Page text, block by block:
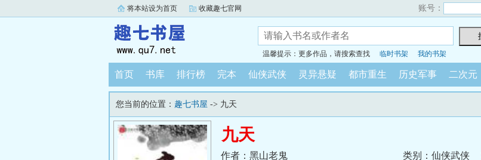
将本站设为首页 收藏趣七官网 账号：
温馨提示：更多作品，请搜索查找 临时书架 我的书架
首页 书库 排行榜 完本 仙侠武侠 灵异悬疑 都市重生 历史军事 二次元
您当前的位置： 趣七书屋 -> 九天
九天
作者：黑山老鬼 类别：仙侠武侠